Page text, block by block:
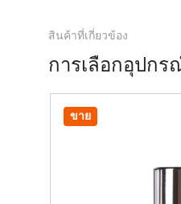
สินค้าที่เกี่ยวข้อง
การเลือกอุปกร
ขาย